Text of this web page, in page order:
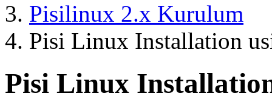
Pisilinux 2.x Kurulum
Pisi Linux Installation
Pisi Linux